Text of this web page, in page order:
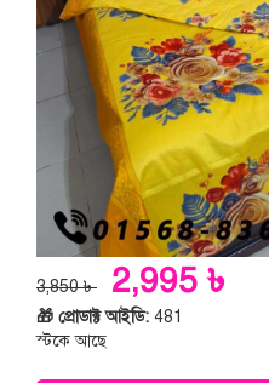
3,850 ৳ 2,995 ৳
🎁 প্রোডাক্ট আইডি: 481
স্টকে আছে